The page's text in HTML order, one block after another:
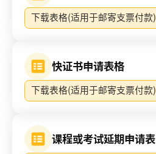
下载表格(适用于邮寄支票付款)
快证书申请表格
下载表格(适用于邮寄支票付款)
课程或考试延期申请表